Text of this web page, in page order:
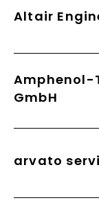
Altair
Amphenol-
GmbH
arvato